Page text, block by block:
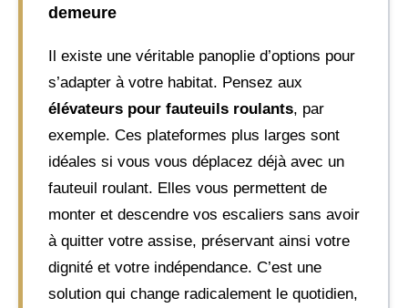
demeure
Il existe une véritable panoplie d’options pour
s’adapter à votre habitat. Pensez aux
élévateurs pour fauteuils roulants, par
exemple. Ces plateformes plus larges sont
idéales si vous vous déplacez déjà avec un
fauteuil roulant. Elles vous permettent de
monter et descendre vos escaliers sans avoir
à quitter votre assise, préservant ainsi votre
dignité et votre indépendance. C’est une
solution qui change radicalement le quotidien,